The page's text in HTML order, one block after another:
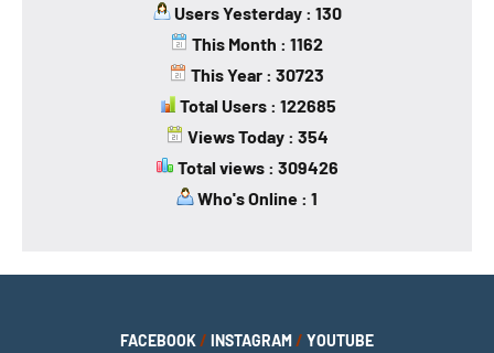
Users Yesterday : 130
This Month : 1162
This Year : 30723
Total Users : 122685
Views Today : 354
Total views : 309426
Who's Online : 1
FACEBOOK/ INSTAGRAM/ YOUTUBE